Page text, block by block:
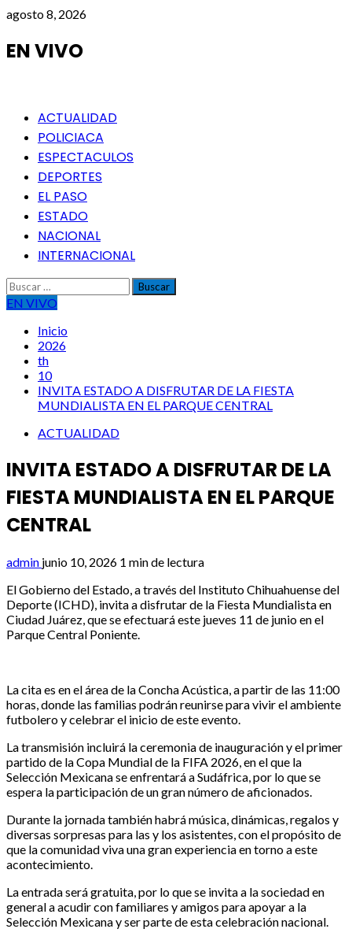
Saltar
contenido
agosto 8, 2026
EN VIVO
Menú
principal
ACTUALIDAD
POLICIACA
ESPECTACULOS
DEPORTES
EL PASO
ESTADO
NACIONAL
INTERNACIONAL
Buscar:
EN VIVO
Inicio
2026
th
10
INVITA ESTADO A DISFRUTAR DE LA FIESTA
MUNDIALISTA EN EL PARQUE CENTRAL
ACTUALIDAD
INVITA ESTADO A DISFRUTAR DE LA
FIESTA MUNDIALISTA EN EL PARQUE
CENTRAL
admin junio 10, 2026 1 min de lectura
El Gobierno del Estado, a través del Instituto Chihuahuense del
Deporte (ICHD), invita a disfrutar de la Fiesta Mundialista en
Ciudad Juárez, que se efectuará este jueves 11 de junio en el
Parque Central Poniente.
La cita es en el área de la Concha Acústica, a partir de las 11:00
horas, donde las familias podrán reunirse para vivir el ambiente
futbolero y celebrar el inicio de este evento.
La transmisión incluirá la ceremonia de inauguración y el primer
partido de la Copa Mundial de la FIFA 2026, en el que la
Selección Mexicana se enfrentará a Sudáfrica, por lo que se
espera la participación de un gran número de aficionados.
Durante la jornada también habrá música, dinámicas, regalos y
diversas sorpresas para las y los asistentes, con el propósito de
que la comunidad viva una gran experiencia en torno a este
acontecimiento.
La entrada será gratuita, por lo que se invita a la sociedad en
general a acudir con familiares y amigos para apoyar a la
Selección Mexicana y ser parte de esta celebración nacional.